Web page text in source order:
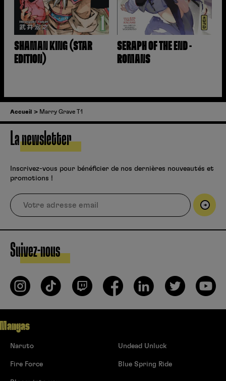
SHAMAN KING (STAR
EDITION)
SERAPH OF THE END -
ROMANS
Accueil Marry Grave T1
La newsletter
Inscrivez-vous pour bénéficier de nos dernières nouveautés et
promotions !
Suivez-nous
Mangas
Naruto
Fire Force
Undead Unluck
Blue Spring Ride